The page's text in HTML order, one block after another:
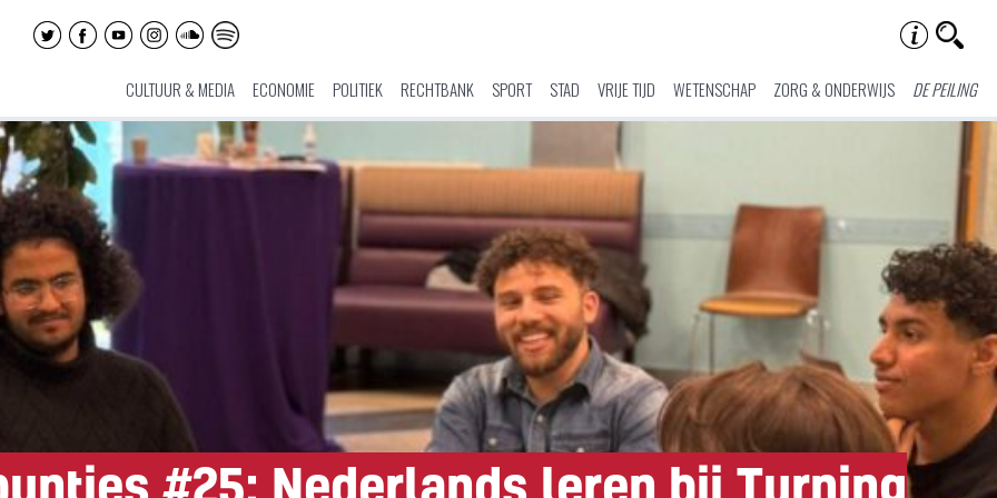
CULTUUR & MEDIA ECONOMIE POLITIEK RECHTBANK SPORT STAD VRIJE TIJD WETENSCHAP ZORG & ONDERWIJS DE PEILING
#25: Nederlands leren bij Turning